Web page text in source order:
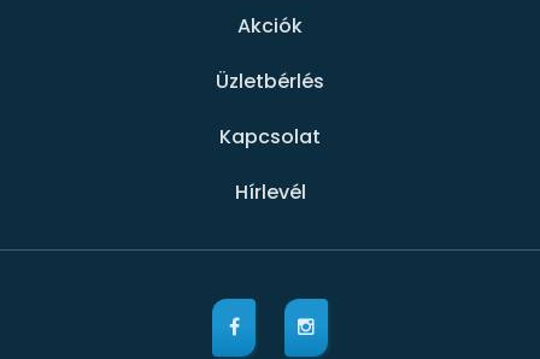
Akciók
Üzletbérlés
Kapcsolat
Hírlevél